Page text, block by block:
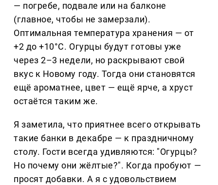
— погребе, подвале или на балконе
(главное, чтобы не замерзали).
Оптимальная температура хранения — от
+2 до +10°C. Огурцы будут готовы уже
через 2–3 недели, но раскрывают свой
вкус к Новому году. Тогда они становятся
ещё ароматнее, цвет — ещё ярче, а хруст
остаётся таким же.
Я заметила, что приятнее всего открывать
такие банки в декабре — к праздничному
столу. Гости всегда удивляются: "Огурцы?
Но почему они жёлтые?". Когда пробуют —
просят добавки. А я с удовольствием